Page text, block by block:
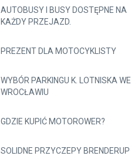
AUTOBUSY I BUSY DOSTĘPNE NA
KAŻDY PRZEJAZD.
PREZENT DLA MOTOCYKLISTY
WYBÓR PARKINGU K. LOTNISKA WE
WROCŁAWIU
GDZIE KUPIĆ MOTOROWER?
SOLIDNE PRZYCZEPY BRENDERUP